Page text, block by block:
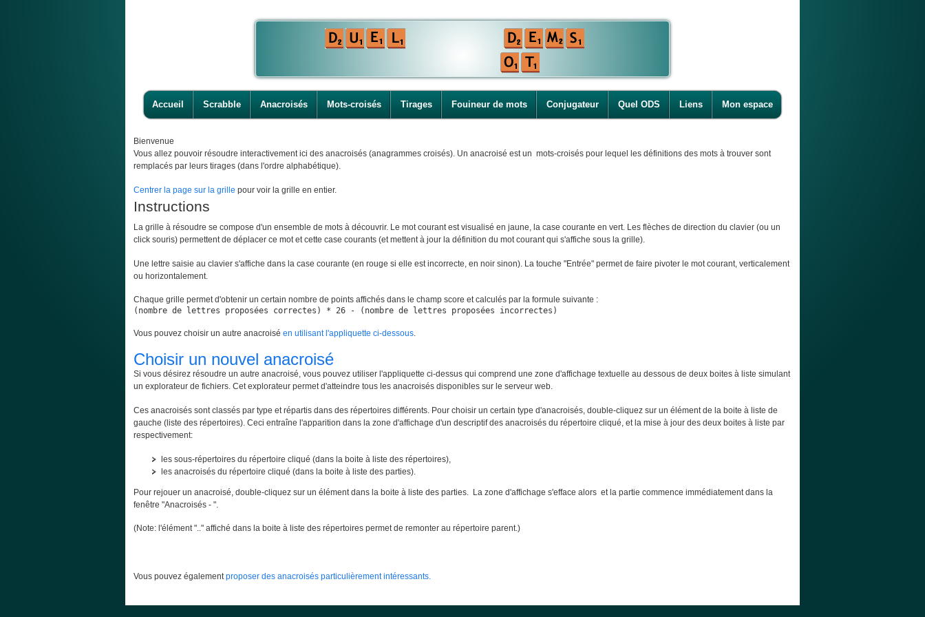
Accueil Scrabble Anacroisés Mots-croisés Tirages Fouineur de mots Conjugateur Quel ODS Liens Mon espace
Bienvenue
Vous allez pouvoir résoudre interactivement ici des anacroisés (anagrammes croisés). Un anacroisé est un mots-croisés pour lequel les définitions des mots à trouver sont
remplacés par leurs tirages (dans l'ordre alphabétique).
Centrer la page sur la grille pour voir la grille en entier.
Instructions
La grille à résoudre se compose d'un ensemble de mots à découvrir. Le mot courant est visualisé en jaune, la case courante en vert. Les flèches de direction du clavier (ou un
click souris) permettent de déplacer ce mot et cette case courants (et mettent à jour la définition du mot courant qui s'affiche sous la grille).
Une lettre saisie au clavier s'affiche dans la case courante (en rouge si elle est incorrecte, en noir sinon). La touche "Entrée" permet de faire pivoter le mot courant, verticalement
ou horizontalement.
Chaque grille permet d'obtenir un certain nombre de points affichés dans le champ score et calculés par la formule suivante :
(nombre de lettres proposées correctes) * 26 - (nombre de lettres proposées incorrectes)
Vous pouvez choisir un autre anacroisé en utilisant l'appliquette ci-dessous.
Choisir un nouvel anacroisé
Si vous désirez résoudre un autre anacroisé, vous pouvez utiliser l'appliquette ci-dessus qui comprend une zone d'affichage textuelle au dessous de deux boites à liste simulant
un explorateur de fichiers. Cet explorateur permet d'atteindre tous les anacroisés disponibles sur le serveur web.
Ces anacroisés sont classés par type et répartis dans des répertoires différents. Pour choisir un certain type d'anacroisés, double-cliquez sur un élément de la boite à liste de
gauche (liste des répertoires). Ceci entraîne l'apparition dans la zone d'affichage d'un descriptif des anacroisés du répertoire cliqué, et la mise à jour des deux boites à liste par
respectivement:
les sous-répertoires du répertoire cliqué (dans la boite à liste des répertoires),
les anacroisés du répertoire cliqué (dans la boite à liste des parties).
Pour rejouer un anacroisé, double-cliquez sur un élément dans la boite à liste des parties. La zone d'affichage s'efface alors et la partie commence immédiatement dans la
fenêtre "Anacroisés - ".
(Note: l'élément ".." affiché dans la boite à liste des répertoires permet de remonter au répertoire parent.)
Vous pouvez égalementproposer des anacroisés particulièrement intéressants.